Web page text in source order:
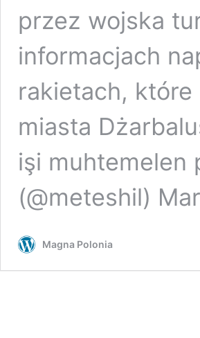
przez wojska
informacjach
rakietach, które
miasta
işi muhtemelen
(@meteshil)
Magna Polonia